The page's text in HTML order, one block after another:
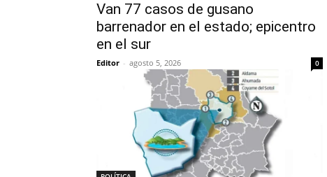
Van 77 casos de gusano
barrenador en el estado; epicentro
en el sur
Editor - agosto 5, 2026 0